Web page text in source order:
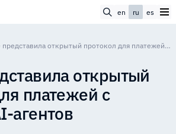
en ru es
Google представила открытый протокол для платежей с участием AI-агентов
открытый
платежей с
агентов